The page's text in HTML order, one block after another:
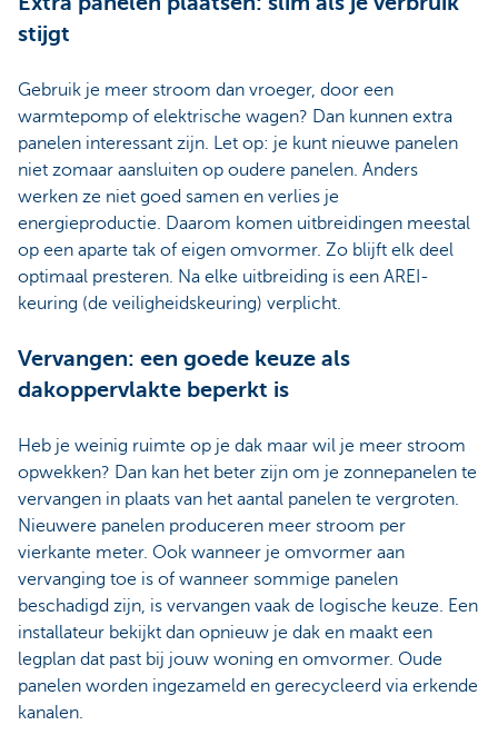
stijgt
Gebruik je meer stroom dan vroeger, door een
warmtepomp of elektrische wagen? Dan kunnen extra
panelen interessant zijn. Let op: je kunt nieuwe panelen
niet zomaar aansluiten op oudere panelen. Anders
werken ze niet goed samen en verlies je
energieproductie. Daarom komen uitbreidingen meestal
op een aparte tak of eigen omvormer. Zo blijft elk deel
optimaal presteren. Na elke uitbreiding is een AREI-
keuring (de veiligheidskeuring) verplicht.
Vervangen: een goede keuze als
dakoppervlakte beperkt is
Heb je weinig ruimte op je dak maar wil je meer stroom
opwekken? Dan kan het beter zijn om je zonnepanelen te
vervangen in plaats van het aantal panelen te vergroten.
Nieuwere panelen produceren meer stroom per
vierkante meter. Ook wanneer je omvormer aan
vervanging toe is of wanneer sommige panelen
beschadigd zijn, is vervangen vaak de logische keuze. Een
installateur bekijkt dan opnieuw je dak en maakt een
legplan dat past bij jouw woning en omvormer. Oude
panelen worden ingezameld en gerecycleerd via erkende
kanalen.